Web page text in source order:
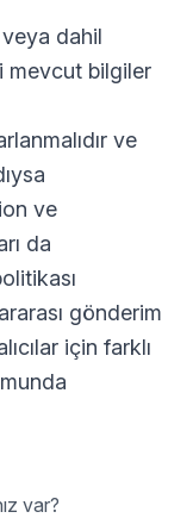
veya dahil
mevcut bilgiler
ve
ve
da
gönderim
için farklı
var?